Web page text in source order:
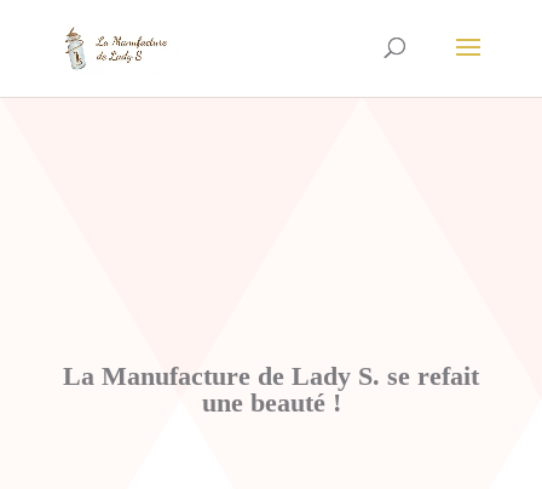
La Manufacture de Lady S. se refait
une beauté !